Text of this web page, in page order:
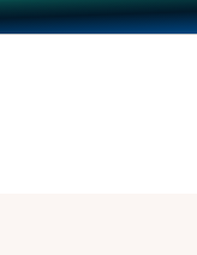
WordPress導入